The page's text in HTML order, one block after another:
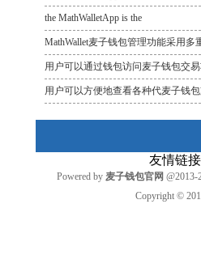
the MathWalletApp is the
MathWallet麦子钱包管理功能采用多
用户可以通过钱包访问麦子钱包交
用户可以方便地查看各种代麦子钱
友情链接
Powered by 麦子钱包官网 @2013-
Copyright ©